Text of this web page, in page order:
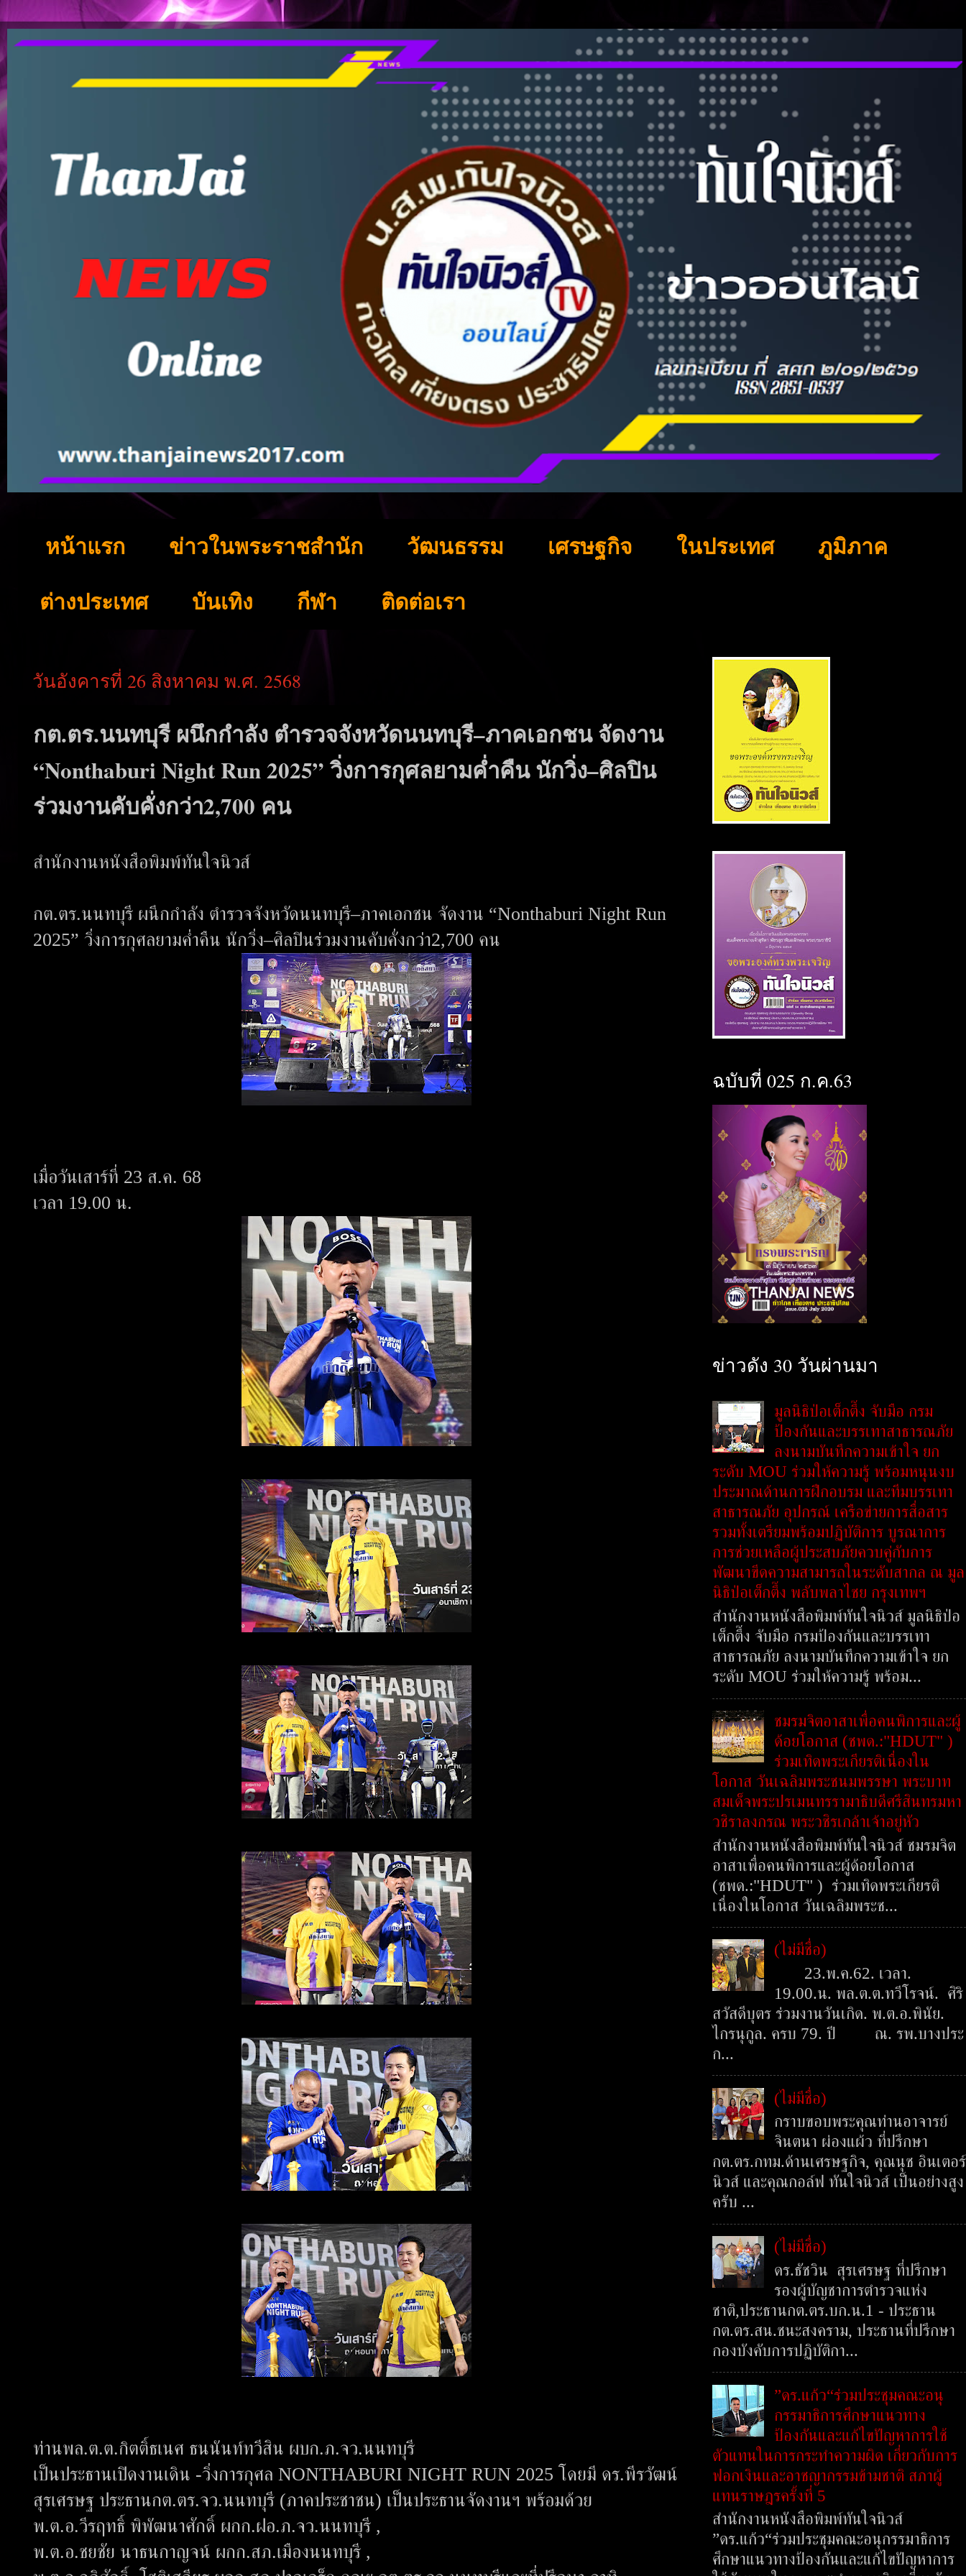
หน้าแรก ข่าวในพระราชสำนัก วัฒนธรรม เศรษฐกิจ ในประเทศ ภูมิภาค
ต่างประเทศ บันเทิง กีฬา ติดต่อเรา
วันอังคารที่ 26 สิงหาคม พ.ศ. 2568
กต.ตร.นนทบุรี ผนึกกำลัง ตำรวจจังหวัดนนทบุรี–ภาคเอกชน จัดงาน
“Nonthaburi Night Run 2025” วิ่งการกุศลยามค่ำคืน นักวิ่ง–ศิลปิน
ร่วมงานคับคั่งกว่า2,700 คน
สำนักงานหนังสือพิมพ์ทันใจนิวส์
กต.ตร.นนทบุรี ผนึกกำลัง ตำรวจจังหวัดนนทบุรี–ภาคเอกชน จัดงาน “Nonthaburi Night Run
2025” วิ่งการกุศลยามค่ำคืน นักวิ่ง–ศิลปินร่วมงานคับคั่งกว่า2,700 คน
เมื่อวันเสาร์ที่ 23 ส.ค. 68
เวลา 19.00 น.
ท่านพล.ต.ต.กิตติ์ธเนศ ธนนันท์ทวีสิน ผบก.ภ.จว.นนทบุรี
เป็นประธานเปิดงานเดิน -วิ่งการกุศล NONTHABURI NIGHT RUN 2025 โดยมี ดร.พีรวัฒน์
สุรเศรษฐ ประธานกต.ตร.จว.นนทบุรี (ภาคประชาชน) เป็นประธานจัดงานฯ พร้อมด้วย
พ.ต.อ.วีรฤทธิ์ พิพัฒนาศักดิ์ ผกก.ฝอ.ภ.จว.นนทบุรี ,
พ.ต.อ.ชยชัย นาธนกาญจน์ ผกก.สภ.เมืองนนทบุรี ,
ฉบับที่ 025 ก.ค.63
ข่าวดัง 30 วันผ่านมา
มูลนิธิป่อเต็กตึ๊ง จับมือ กรม
ป้องกันและบรรเทาสาธารณภัย
ลงนามบันทึกความเข้าใจ ยก
ระดับ MOU ร่วมให้ความรู้ พร้อมหนุนงบ
ประมาณด้านการฝึกอบรม และทีมบรรเทา
สาธารณภัย อุปกรณ์ เครือข่ายการสื่อสาร
รวมทั้งเตรียมพร้อมปฏิบัติการ บูรณาการ
การช่วยเหลือผู้ประสบภัยควบคู่กับการ
พัฒนาขีดความสามารถในระดับสากล ณ มูล
นิธิป่อเต็กตึ๊ง พลับพลาไชย กรุงเทพฯ
สำนักงานหนังสือพิมพ์ทันใจนิวส์ มูลนิธิป่อ
เต็กตึ๊ง จับมือ กรมป้องกันและบรรเทา
สาธารณภัย ลงนามบันทึกความเข้าใจ ยก
ระดับ MOU ร่วมให้ความรู้ พร้อม...
ชมรมจิตอาสาเพื่อคนพิการและผู้
ด้อยโอกาส (ชพด.:"HDUT" )
ร่วมเทิดพระเกียรติเนื่องใน
โอกาส วันเฉลิมพระชนมพรรษา พระบาท
สมเด็จพระปรเมนทรรามาธิบดีศรีสินทรมหา
วชิราลงกรณ พระวชิรเกล้าเจ้าอยู่หัว
สำนักงานหนังสือพิมพ์ทันใจนิวส์ ชมรมจิต
อาสาเพื่อคนพิการและผู้ด้อยโอกาส
(ชพด.:"HDUT" ) ร่วมเทิดพระเกียรติ
เนื่องในโอกาส วันเฉลิมพระช...
(ไม่มีชื่อ)
23.พ.ค.62. เวลา.
19.00.น. พล.ต.ต.ทวีโรจน์. ศิริ
สวัสดีบุตร ร่วมงานวันเกิด. พ.ต.อ.พินัย.
ไกรนุกูล. ครบ 79. ปี ณ. รพ.บางประ
ก...
(ไม่มีชื่อ)
กราบขอบพระคุณท่านอาจารย์
จินตนา ผ่องแผ้ว ที่ปรึกษา
กต.ตร.กทม.ด้านเศรษฐกิจ, คุณนุช อินเตอร์
นิวส์ และคุณกอล์ฟ ทันใจนิวส์ เป็นอย่างสูง
ครับ ...
(ไม่มีชื่อ)
ดร.ธัชวิน สุรเศรษฐ ที่ปรึกษา
รองผู้บัญชาการตำรวจแห่ง
ชาติ,ประธานกต.ตร.บก.น.1 - ประธาน
กต.ตร.สน.ชนะสงคราม, ประธานที่ปรึกษา
กองบังคับการปฏิบัติกา...
”ดร.แก้ว“ร่วมประชุมคณะอนุ
กรรมาธิการศึกษาแนวทาง
ป้องกันและแก้ไขปัญหาการใช้
ตัวแทนในการกระทำความผิด เกี่ยวกับการ
ฟอกเงินและอาชญากรรมข้ามชาติ สภาผู้
แทนราษฎรครั้งที่ 5
สำนักงานหนังสือพิมพ์ทันใจนิวส์
”ดร.แก้ว“ร่วมประชุมคณะอนุกรรมาธิการ
ศึกษาแนวทางป้องกันและแก้ไขปัญหาการ